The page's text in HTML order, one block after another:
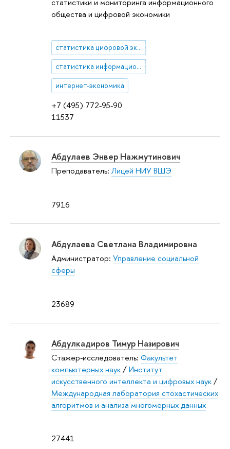
+7 (495) 772-95-90
11537
статистики и мониторинга информационного
общества и цифровой экономики
статистика цифровой экономики
статистика информационного общества
интернет-экономика
7916
Абдулаев Энвер Нажмутинович
Преподаватель: Лицей НИУ ВШЭ
23689
Абдулаева Светлана Владимировна
Администратор: Управление социальной
сферы
27441
Абдулкадиров Тимур Назирович
Стажер-исследователь: Факультет
компьютерных наук/Институт
искусственного интеллекта и цифровых наук/
Международная лаборатория стохастических
алгоритмов и анализа многомерных данных